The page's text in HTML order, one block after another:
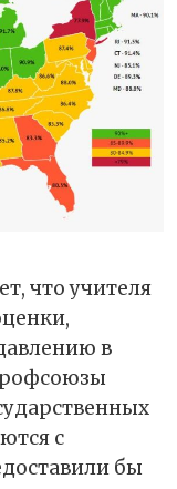
что учителя
в
с
бы